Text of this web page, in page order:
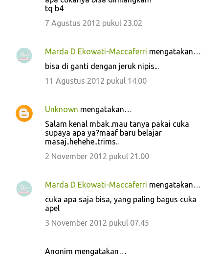
tq b4
7 Agustus 2012 pukul 23.02
Marda D Ekowati-Maccaferri mengatakan…
bisa di ganti dengan jeruk nipis...
11 Agustus 2012 pukul 14.00
Unknown mengatakan…
Salam kenal mbak..mau tanya pakai cuka
supaya apa ya?maaf baru belajar
masaj..hehehe..trims..
2 November 2012 pukul 21.00
Marda D Ekowati-Maccaferri mengatakan…
cuka apa saja bisa, yang paling bagus cuka
apel
3 November 2012 pukul 07.45
Anonim mengatakan…